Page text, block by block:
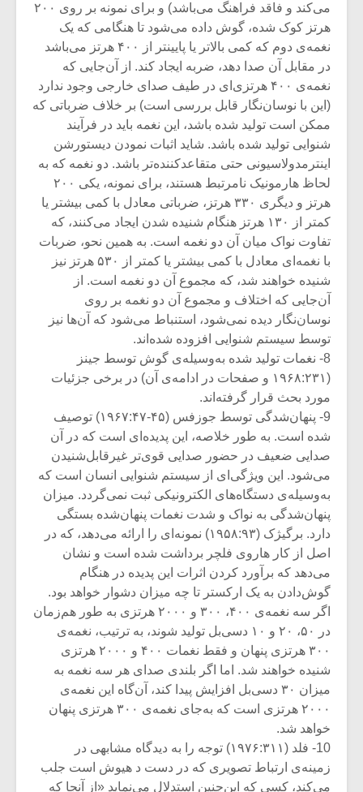
می‌کند و فاقد فراهنگ می‌باشد) و برای نمونه بر روی ۲۰۰
هرتز کوک شده، گوش داده می‌شود تا هنگامی که یک
نغمه‌ی دوم که کمی بالاتر یا پایینتر از ۴۰۰ هرتز می‌باشد
در مقابل آن صدا دهد، ضربه ایجاد کند. از آن‌جایی که
نغمه‌ی ۴۰۰ هرتزی‌ای در طیف صدای خارجی وجود ندارد
(این با نوسان‌نگار قابل بررسی است) بر خلاف ضرباتی که
ممکن است تولید شده باشد، این نغمه باید در فرآیند
شنوایی تولید شده باشد. شاید اثبات نمودن دیستورشن
اینترمدولاسیونی حتی متقاعدکننده‌تر باشد. دو نغمه که به
لحاظ هارمونیک نامرتبط هستند، برای نمونه، یکی ۲۰۰
هرتز و دیگری ۳۳۰ هرتز، ضرباتی معادل با کمی بیشتر یا
کمتر از ۱۳۰ هرتز هنگام شنیده شدن ایجاد می‌کنند، که
تفاوت نواک میان آن دو نغمه است. به همین نحو، ضربات
با نغمه‌ای معادل با کمی بیشتر یا کمتر از ۵۳۰ هرتز نیز
شنیده خواهند شد، که مجموع آن دو نغمه است. از
آن‌جایی که اختلاف و مجموع آن دو نغمه بر روی
نوسان‌نگار دیده نمی‌شود، استنباط می‌شود که آن‌ها نیز
توسط سیستم شنوایی افزوده شده‌اند.
8- نغمات تولید شده به‌وسیله‌ی گوش توسط جینز
(۱۹۶۸:۲۳۱ و صفحات در ادامه‌ی آن) در برخی جزئیات
مورد بحث قرار گرفته‌اند.
9- پنهان‌شدگی توسط جوزفس (۴۵-۱۹۶۷:۴۷) توصیف
شده است. به طور خلاصه، این پدیده‌ای است که در آن
صدایی ضعیف در حضور صدایی قوی‌تر غیرقابل‌شنیدن
می‌شود. این ویژگی‌ای از سیستم شنوایی انسان است که
به‌وسیله‌ی دستگاه‌های الکترونیکی ثبت نمی‌گردد. میزان
پنهان‌شدگی به نواک و شدت نغمات پنهان‌شده بستگی
دارد. برگیژک (۱۹۵۸:۹۳) نمونه‌ای را ارائه می‌دهد، که در
اصل از کار هاروی فلچر برداشت شده است و نشان
می‌دهد که برآورد کردن اثرات این پدیده در هنگام
گوش‌دادن به یک ارکستر تا چه میزان دشوار خواهد بود.
اگر سه نغمه‌ی ۴۰۰، ۳۰۰ و ۲۰۰۰ هرتزی به طور هم‌زمان
در ۵۰، ۲۰ و ۱۰ دسی‌بل تولید شوند، به ترتیب، نغمه‌ی
۳۰۰ هرتزی پنهان و فقط نغمات ۴۰۰ و ۲۰۰۰ هرتزی
شنیده خواهند شد. اما اگر بلندی صدای هر سه نغمه به
میزان ۳۰ دسی‌بل افزایش پیدا کند، آن‌گاه این نغمه‌ی
۲۰۰۰ هرتزی است که به‌جای نغمه‌ی ۳۰۰ هرتزی پنهان
خواهد شد.
10- فلد (۱۹۷۶:۳۱۱) توجه را به دیدگاه مشابهی در
زمینه‌ی ارتباط تصویری که در دست د هیوش است جلب
می‌کند، کسی که این‌چنین استدلال می‌نماید «از آنجا که